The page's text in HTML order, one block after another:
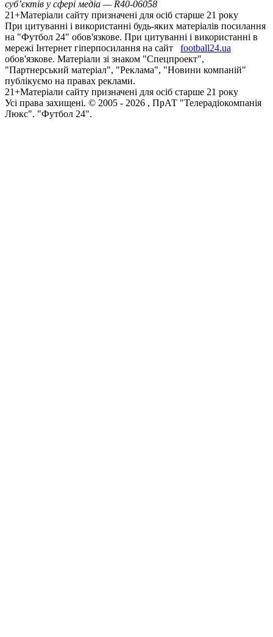
суб’єктів у сфері медіа — R40-06058
21+Матеріали сайту призначені для осіб старше 21 року
При цитуванні і використанні будь-яких матеріалів посилання
на "Футбол 24" обов'язкове. При цитуванні і використанні в
мережі Інтернет гіперпосилання на сайт
football24.ua
обов'язкове. Матеріали зі знаком "Спецпроект",
"Партнерський матеріал", "Реклама", "Новини компаній"
публікуємо на правах реклами.
21+Матеріали сайту призначені для осіб старше 21 року
Усi права захищенi. © 2005 - 2026 , ПрАТ "Телерадіокомпанія
Люкс". "Футбол 24".